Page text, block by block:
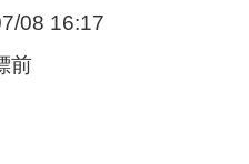
08 16:17
前